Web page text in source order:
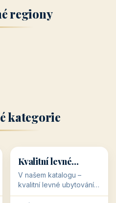
regiony
kraj)
Žilinský
Střední Čechy
(Středočeský
kategorie
💰
💰
34 objektů
Kvalitní levné
ubytování
V našem katalogu –
kvalitní levné ubytování –
jsou pro Vás připraveny